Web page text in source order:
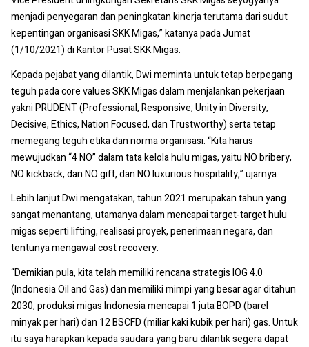
menjadi penyegaran dan peningkatan kinerja terutama dari sudut
kepentingan organisasi SKK Migas,” katanya pada Jumat
(1/10/2021) di Kantor Pusat SKK Migas.
Kepada pejabat yang dilantik, Dwi meminta untuk tetap berpegang
teguh pada core values SKK Migas dalam menjalankan pekerjaan
yakni PRUDENT (Professional, Responsive, Unity in Diversity,
Decisive, Ethics, Nation Focused, dan Trustworthy) serta tetap
memegang teguh etika dan norma organisasi. “Kita harus
mewujudkan “4 NO” dalam tata kelola hulu migas, yaitu NO bribery,
NO kickback, dan NO gift, dan NO luxurious hospitality,” ujarnya.
Lebih lanjut Dwi mengatakan, tahun 2021 merupakan tahun yang
sangat menantang, utamanya dalam mencapai target-target hulu
migas seperti lifting, realisasi proyek, penerimaan negara, dan
tentunya mengawal cost recovery.
“Demikian pula, kita telah memiliki rencana strategis IOG 4.0
(Indonesia Oil and Gas) dan memiliki mimpi yang besar agar ditahun
2030, produksi migas Indonesia mencapai 1 juta BOPD (barel
minyak per hari) dan 12 BSCFD (miliar kaki kubik per hari) gas. Untuk
itu saya harapkan kepada saudara yang baru dilantik segera dapat